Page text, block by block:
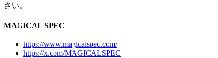
さい。
MAGICAL SPEC
https://www.magicalspec.com/
https://x.com/MAGICALSPEC